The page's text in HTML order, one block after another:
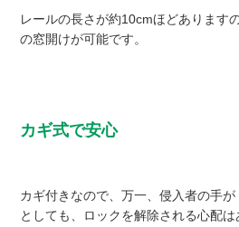
レールの長さが約10cmほどあります
の窓開けが可能です。
カギ式で安心
カギ付きなので、万一、侵入者の手
としても、ロックを解除される心配は